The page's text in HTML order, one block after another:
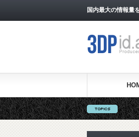
国内最大の情報量